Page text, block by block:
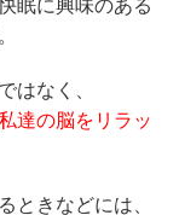
眠に興味のある
はなく、
達の脳をリラッ
ときなどには、